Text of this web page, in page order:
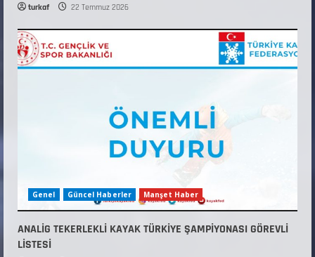
turkaf 22 Temmuz 2026
Genel Güncel Haberler Manşet Haber
ANALİG TEKERLEKLİ KAYAK TÜRKİYE ŞAMPİYONASI GÖREVLİ
LİSTESİ